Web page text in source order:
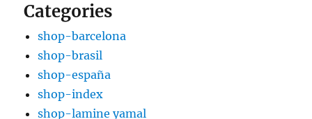
Categories
shop-barcelona
shop-brasil
shop-españa
shop-index
shop-lamine yamal